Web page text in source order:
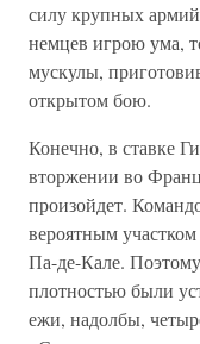
силу крупных
немцев игрою ума,
мускулы,
открытом бою.
Конечно, в ставке
вторжении во
произойдет.
вероятным
Па-де-Кале.
плотностью были
ежи, надолбы,